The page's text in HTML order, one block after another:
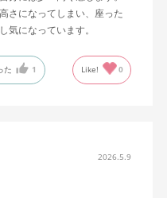
さになってしまい、座った
気になっています。
た 1 Like! 0
2026.5.9